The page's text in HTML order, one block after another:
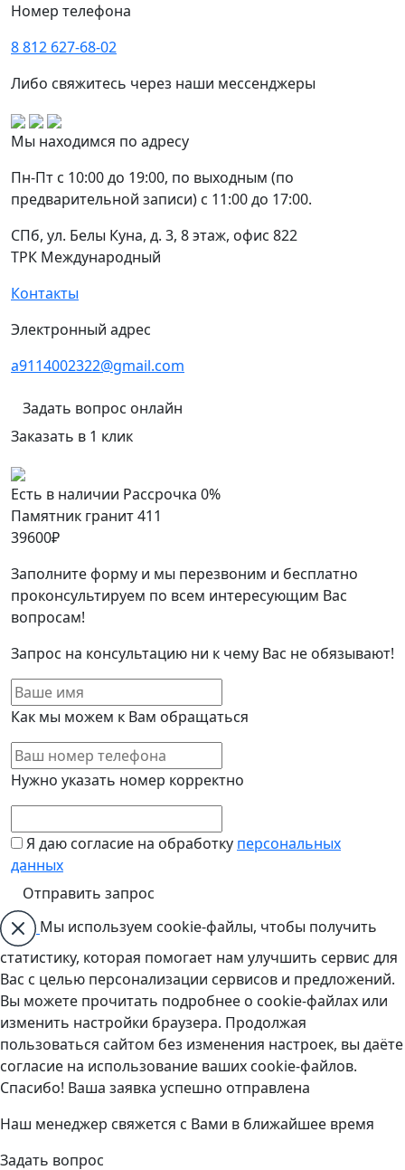
Номер телефона
8 812 627-68-02
Либо свяжитесь через наши мессенджеры
Мы находимся по адресу
Пн-Пт с 10:00 до 19:00, по выходным (по
предварительной записи) с 11:00 до 17:00.
СПб, ул. Белы Куна, д. 3, 8 этаж, офис 822
ТРК Международный
Контакты
Электронный адрес
a9114002322@gmail.com
Задать вопрос онлайн
Заказать в 1 клик
Есть в наличии Рассрочка 0%
Памятник гранит 411
39600₽
Заполните форму и мы перезвоним и бесплатно
проконсультируем по всем интересующим Вас
вопросам!
Запрос на консультацию ни к чему Вас не обязывают!
Как мы можем к Вам обращаться
Нужно указать номер корректно
Я даю согласие на обработку персональных
данных
Мы используем cookie-файлы, чтобы получить
статистику, которая помогает нам улучшить сервис для
Вас с целью персонализации сервисов и предложений.
Вы можете прочитать подробнее о cookie-файлах или
изменить настройки браузера. Продолжая
пользоваться сайтом без изменения настроек, вы даёте
согласие на использование ваших cookie-файлов.
Спасибо! Ваша заявка успешно отправлена
Наш менеджер свяжется с Вами в ближайшее время
Задать вопрос